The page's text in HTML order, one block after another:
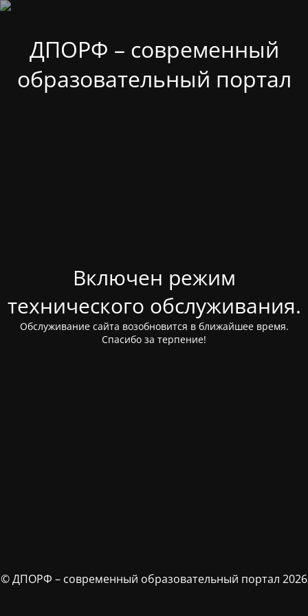
ДПОРФ – современный
образовательный портал
Включен режим
технического обслуживания.
Обслуживание сайта возобновится в ближайшее время.
Спасибо за терпение!
© ДПОРФ – современный образовательный портал 2026